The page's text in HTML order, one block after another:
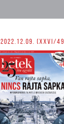
2022.12.09. (XXVI/